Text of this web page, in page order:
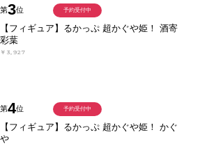
第3位
【フィギュア】るかっぷ 超かぐや姫！ 酒寄
彩葉
￥3,927
予約受付中
第4位
【フィギュア】るかっぷ 超かぐや姫！ かぐ
や
予約受付中